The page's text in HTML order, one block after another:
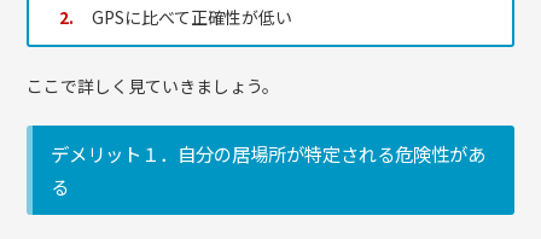
GPSに比べて正確性が低い
ここで詳しく見ていきましょう。
デメリット１．自分の居場所が特定される危険性があ
る